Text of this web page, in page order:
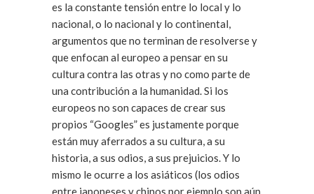
es la constante tensión entre lo local y lo
nacional, o lo nacional y lo continental,
argumentos que no terminan de resolverse y
que enfocan al europeo a pensar en su
cultura contra las otras y no como parte de
una contribución a la humanidad. Si los
europeos no son capaces de crear sus
propios “Googles” es justamente porque
están muy aferrados a su cultura, a su
historia, a sus odios, a sus prejuicios. Y lo
mismo le ocurre a los asiáticos (los odios
entre japoneses y chinos por ejemplo son aún